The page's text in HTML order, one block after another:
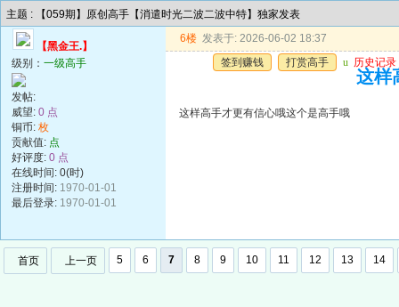
主题 : 【059期】原创高手【消遣时光二波二波中特】独家发表
【黑金王.】
级别： 一级高手
发帖:
威望: 0 点
铜币: 枚
贡献值: 点
好评度: 0 点
在线时间: 0(时)
注册时间: 1970-01-01
最后登录: 1970-01-01
6楼 发表于: 2026-06-02 18:37
签到赚钱
打赏高手 u 历史记录
这样
这样高手才更有信心哦这个是高手哦
首页 上一页 5 6 7 8 9 10 11 12 13 14